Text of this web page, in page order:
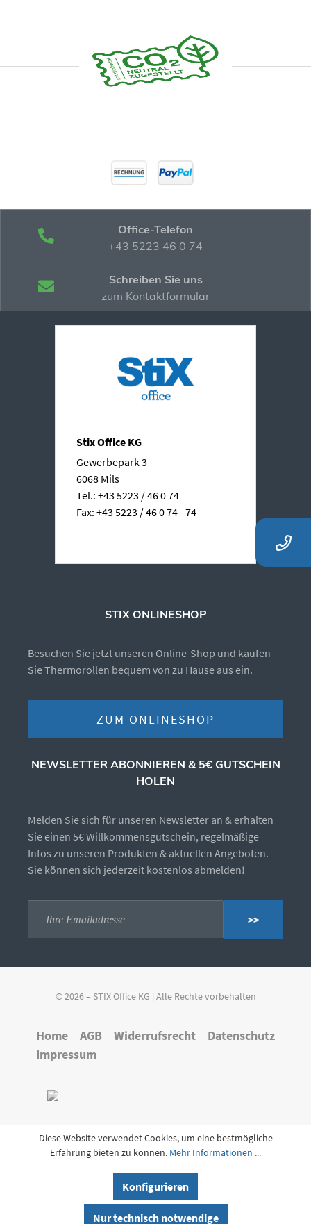
Office-Telefon
+43 5223 46 0 74
Schreiben Sie uns
zum Kontaktformular
Stix Office KG
Gewerbepark 3
6068 Mils
Tel.: +43 5223 / 46 0 74
Fax: +43 5223 / 46 0 74 - 74
STIX ONLINESHOP
Besuchen Sie jetzt unseren Online-Shop und kaufen
Sie Thermorollen bequem von zu Hause aus ein.
ZUM ONLINESHOP
NEWSLETTER ABONNIEREN & 5€ GUTSCHEIN
HOLEN
Melden Sie sich für unseren Newsletter an & erhalten
Sie einen 5€ Willkommensgutschein, regelmäßige
Infos zu unseren Produkten & aktuellen Angeboten.
Sie können sich jederzeit kostenlos abmelden!
>>
© 2026 – STIX Office KG | Alle Rechte vorbehalten
Home AGB Widerrufsrecht
Datenschutz
Impressum
Diese Website verwendet Cookies, um eine bestmögliche
Erfahrung bieten zu können. Mehr Informationen ...
Nur technisch notwendige
Konfigurieren